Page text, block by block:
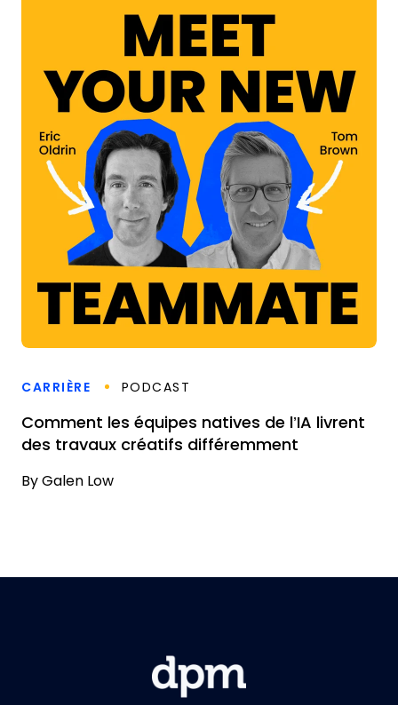
CARRIÈRE PODCAST
Comment les équipes natives de l’IA livrent
des travaux créatifs différemment
By Galen Low